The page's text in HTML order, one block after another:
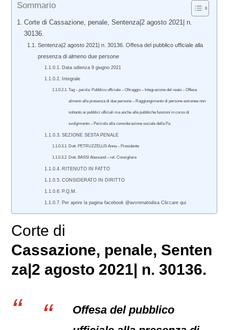
Sommario
Corte di Cassazione, penale, Sentenza|2 agosto 2021| n.
30136.
Sentenza|2 agosto 2021| n. 30136. Offesa del pubblico ufficiale alla
presenza di almeno due persone
Data udienza 9 giugno 2021
Integrale
Tag – parola: Pubblico ufficiale – Oltraggio – Integrazione del reato – Offesa
almeno alla presenza di due persone – Raggiungimento di persone estranee non
soltanto ai pubblici ufficiali ma anche alle pubbliche funzioni in corso di
svolgimento – Pericolo alla considerazione sociale della Pa
SEZIONE SESTA PENALE
Dott. PETRUZZELLIS Anna – Presidente
Dott. BASSI Alessand – rel. Consigliere
RITENUTO IN FATTO
CONSIDERATO IN DIRITTO
P.Q.M.
Per aprire la pagina facebook @avvrenatodisa Cliccare qui
Corte di
Cassazione, penale, Senten
za|2 agosto 2021| n. 30136.
Offesa del pubblico